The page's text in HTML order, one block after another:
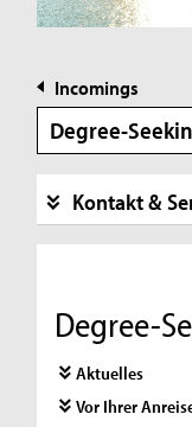
Incomings
Degree-
Kontakt &
Degree-
Aktuelles
Vor Ihrer